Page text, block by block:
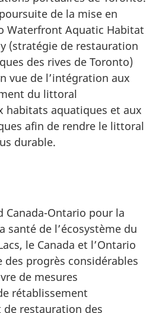
de la mise en
Waterfront Aquatic Habitat
(stratégie de restauration
des rives de Toronto)
vue de l’intégration aux
du littoral
habitats aquatiques et aux
afin de rendre le littoral
durable.
Canada-Ontario pour la
santé de l’écosystème du
le Canada et l’Ontario
progrès considérables
de mesures
rétablissement
restauration des